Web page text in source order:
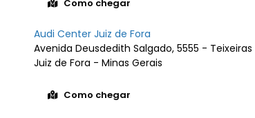
Como chegar
Audi Center Juiz de Fora
Avenida Deusdedith Salgado, 5555 - Teixeiras
Juiz de Fora - Minas Gerais
Como chegar